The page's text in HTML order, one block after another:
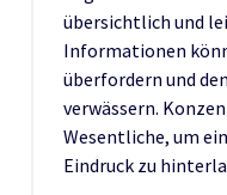
übersichtlich und
Informationen
überfordern und
verwässern.
Wesentliche, um
Eindruck zu